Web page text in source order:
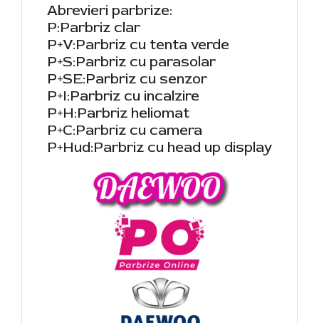
Abrevieri parbrize:
P:Parbriz clar
P+V:Parbriz cu tenta verde
P+S:Parbriz cu parasolar
P+SE:Parbriz cu senzor
P+I:Parbriz cu incalzire
P+H:Parbriz heliomat
P+C:Parbriz cu camera
P+Hud:Parbriz cu head up display